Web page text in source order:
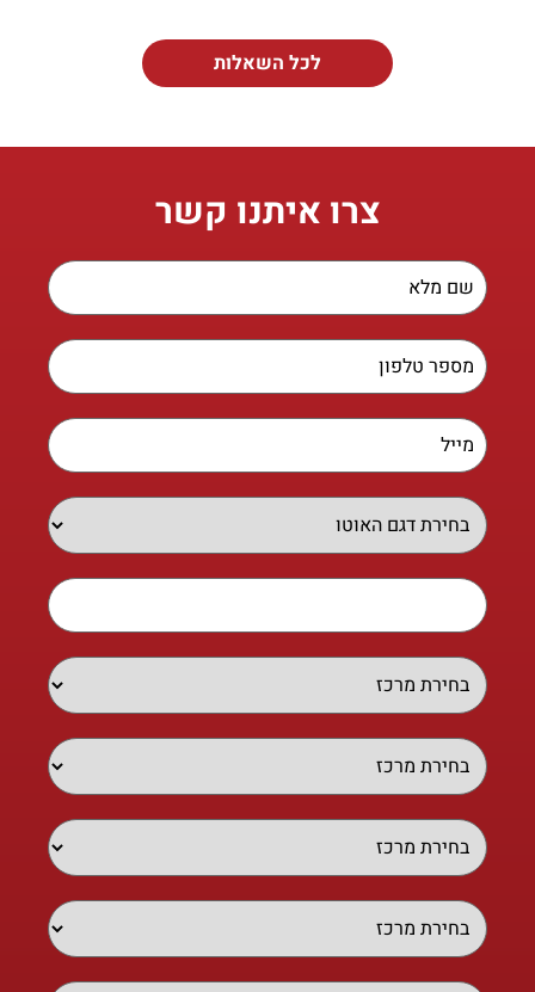
לכל השאלות
צרו איתנו קשר